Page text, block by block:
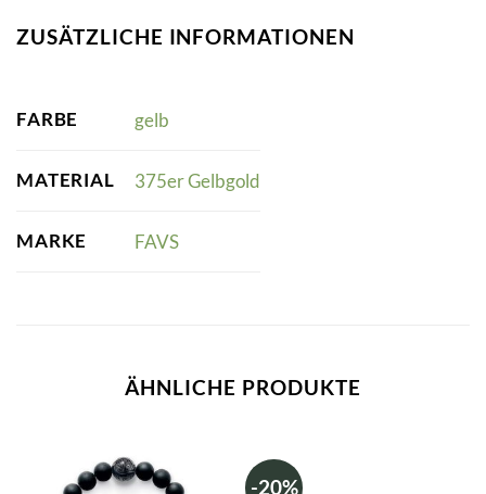
ZUSÄTZLICHE INFORMATIONEN
FARBE gelb
MATERIAL 375er Gelbgold
MARKE FAVS
ÄHNLICHE PRODUKTE
-20%